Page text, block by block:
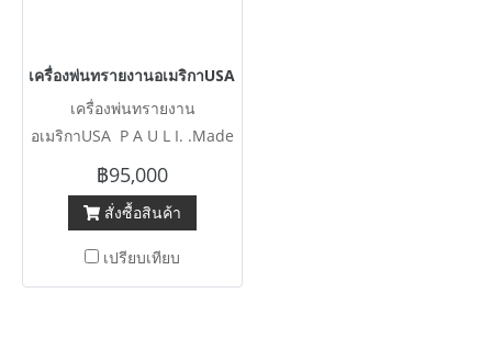
เครื่องพ่นทรายงานอเมริกาUSA P A U L I. .Made in U S A งาน
เครื่องพ่นทรายงาน
อเมริกาUSA P A U L I. .Made
in U S A งานตัดประมูลสภาพ
สวย อุปกรณ์ตามรูปภาพ
ประกอบ
฿95,000
สั่งซื้อสินค้า
เปรียบเทียบ